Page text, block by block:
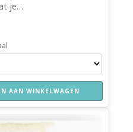
je…
AAN WINKELWAGEN